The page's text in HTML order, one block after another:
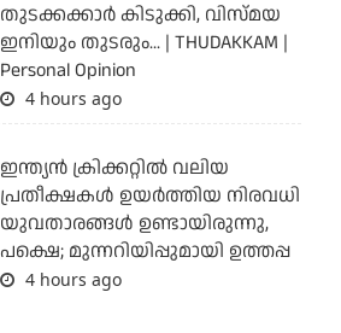
തുടക്കക്കാര്‍ കിടുക്കി, വിസ്മയ
ഇനിയും തുടരും... | THUDAKKAM |
Personal Opinion
4 hours ago
ഇന്ത്യന്‍ ക്രിക്കറ്റില്‍ വലിയ
പ്രതീക്ഷകള്‍ ഉയര്‍ത്തിയ നിരവധി
യുവതാരങ്ങള്‍ ഉണ്ടായിരുന്നു,
പക്ഷെ; മുന്നറിയിപ്പുമായി ഉത്തപ്പ
4 hours ago